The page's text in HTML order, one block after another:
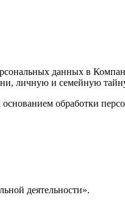
данных в
личную и семейную
обработки
деятельности».